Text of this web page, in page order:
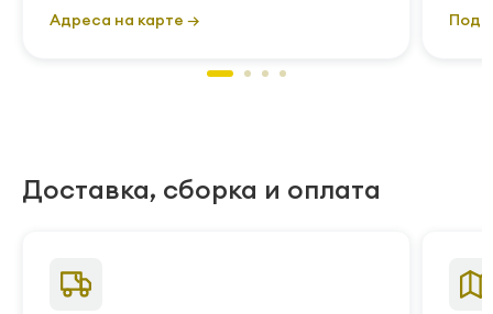
Адреса на карте →
Доставка, сборка и оплата